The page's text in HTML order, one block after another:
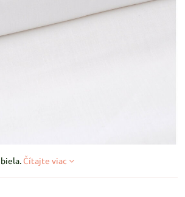
Čítajte viac